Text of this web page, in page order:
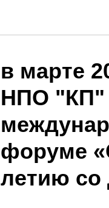
в марте
НПО "КП"
форуме
летию со